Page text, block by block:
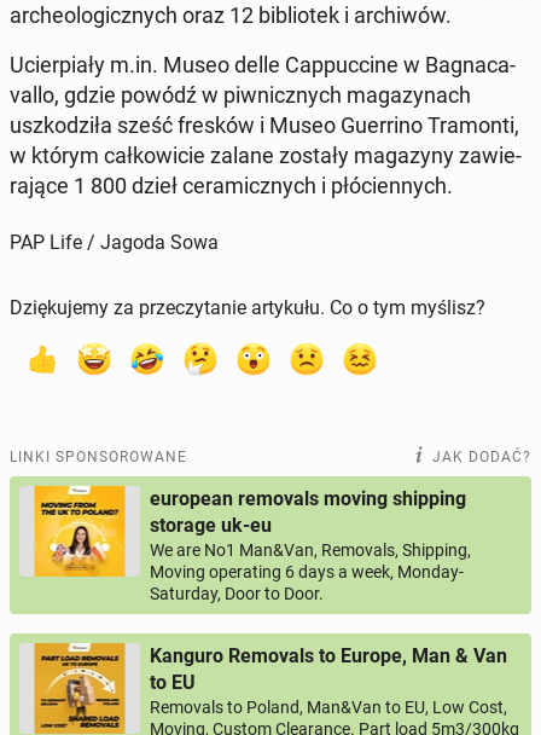
ar­che­olo­gicz­nych oraz 12 bi­blio­tek i ar­chi­wów.
Ucier­pia­ły m.in. Museo delle Cap­puc­ci­ne w Ba­gna­ca­
val­lo, gdzie powódź w piw­nicz­nych ma­ga­zy­nach
uszko­dzi­ła sześć fresków i Museo Gu­er­ri­no Tra­mon­ti,
w którym cał­ko­wi­cie zalane zostały ma­ga­zy­ny za­wie­
ra­ją­ce 1 800 dzieł ce­ra­micz­nych i płó­cien­nych.
PAP Life / Jagoda Sowa
Dziękujemy za przeczytanie artykułu. Co o tym myślisz?
LINKI SPONSOROWANE JAK DODAĆ?
european removals moving shipping
storage uk-eu
We are No1 Man&Van, Removals, Shipping,
Moving operating 6 days a week, Monday-
Saturday, Door to Door.
Kanguro Removals to Europe, Man & Van
to EU
Removals to Poland, Man&Van to EU, Low Cost,
Moving, Custom Clearance. Part load 5m3/300kg